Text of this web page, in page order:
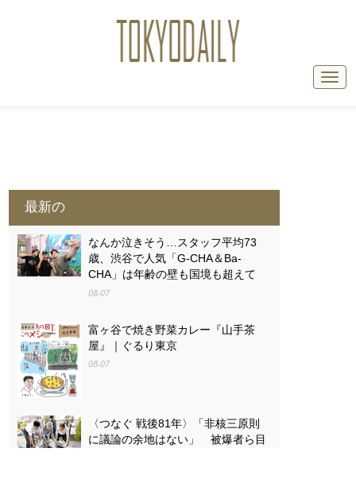
最新の
なんか泣きそう…スタッフ平均73
歳、渋谷で人気「G-CHA＆Ba-
CHA」は年齢の壁も国境も超えて
08-07
富ヶ谷で焼き野菜カレー『山手茶
屋』｜ぐるり東京
08-07
〈つなぐ 戦後81年〉「非核三原則
に議論の余地はない」 被爆者ら目